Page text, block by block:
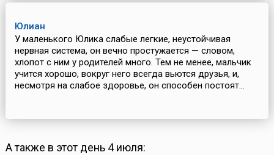
Юлиан
У маленького Юлика слабые легкие, неустойчивая
нервная система, он вечно простужается — словом,
хлопот с ним у родителей много. Тем не менее, мальчик
учится хорошо, вокруг него всегда вьются друзья, и,
несмотря на слабое здоровье, он способен постоят...
А также в этот день 4 июля: